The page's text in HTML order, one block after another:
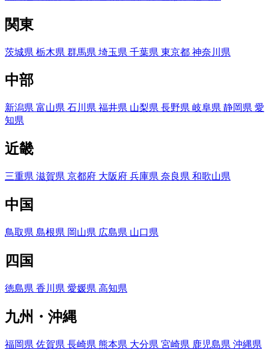
関東
茨城県 栃木県 群馬県 埼玉県 千葉県 東京都 神奈川県
中部
新潟県 富山県 石川県 福井県 山梨県 長野県 岐阜県 静岡県 愛
知県
近畿
三重県 滋賀県 京都府 大阪府 兵庫県 奈良県 和歌山県
中国
鳥取県 島根県 岡山県 広島県 山口県
四国
徳島県 香川県 愛媛県 高知県
九州・沖縄
福岡県 佐賀県 長崎県 熊本県 大分県 宮崎県 鹿児島県 沖縄県